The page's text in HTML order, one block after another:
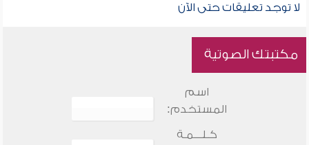
لا توجد تعليقات حتى الآن
مكتبتك الصوتية
اسم
المستخدم:
كـلـــمـة